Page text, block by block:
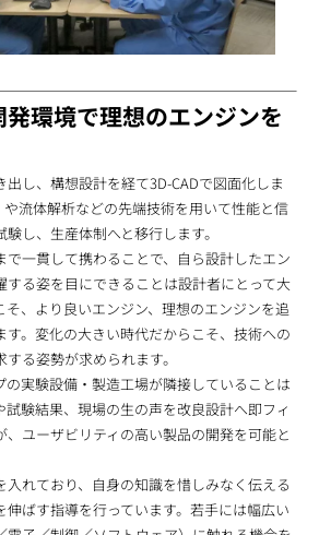
環境で理想のエンジンを
し、構想設計を経て3D-CADで図面化しま
や流体解析などの先端技術を用いて性能と信
し、生産体制へと移行します。
で一貫して携わることで、自ら設計したエン
する姿を目にできることは設計者にとって大
そ、より良いエンジン、理想のエンジンを追
す。変化の大きい時代だからこそ、技術への
る姿勢が求められます。
の実験設備・製造工場が隣接していることは
験結果、現場の生の声を改良設計へ即フィ
、ユーザビリティの高い製品の開発を可能と
れており、自身の知識を惜しみなく伝える
伸ばす指導を行っています。若手には幅広い